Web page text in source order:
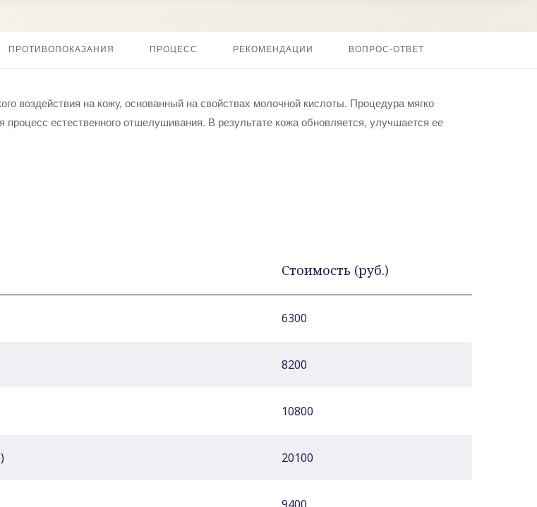
ПРОТИВОПОКАЗАНИЯ ПРОЦЕСС РЕКОМЕНДАЦИИ ВОПРОС-ОТВЕТ
воздействия на кожу, основанный на свойствах молочной кислоты. Процедура мягко
естественного отшелушивания. В результате кожа обновляется, улучшается ее
Стоимость (руб.)
6300
8200
10800
20100